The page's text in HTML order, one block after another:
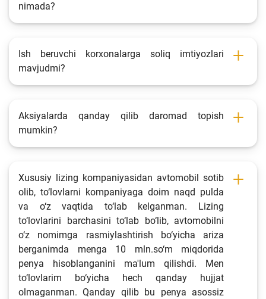
nimada?
Ish beruvchi korxonalarga soliq imtiyozlari
mavjudmi?
Aksiyalarda qanday qilib daromad topish
mumkin?
Xususiy lizing kompaniyasidan avtomobil sotib
olib, to‘lovlarni kompaniyaga doim naqd pulda
va o‘z vaqtida to‘lab kelganman. Lizing
to‘lovlarini barchasini to‘lab bo‘lib, avtomobilni
o‘z nomimga rasmiylashtirish bo‘yicha ariza
berganimda menga 10 mln.so‘m miqdorida
penya hisoblanganini ma'lum qilishdi. Men
to‘lovlarim bo‘yicha hech qanday hujjat
olmaganman. Qanday qilib bu penya asossiz